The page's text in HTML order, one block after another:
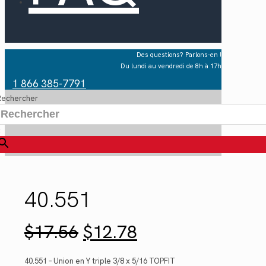
Des questions? Parlons-en !
Du lundi au vendredi de 8h à 17h
1 866 385-7791
40.551
$17.56 Le
prix
initial
$12.78prix
actuel
40.551 – Union en Y triple 3/8 x 5/16 TOPFIT